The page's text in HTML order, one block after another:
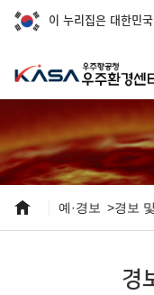
이 누리집은 대한민
예·경보 경보
경